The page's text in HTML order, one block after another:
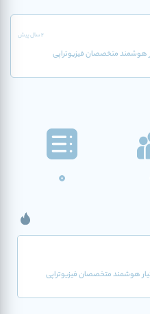
2 سال پیش
متخصصان فیزیوتراپی
0
هوشمند متخصصان فیزیوتراپی